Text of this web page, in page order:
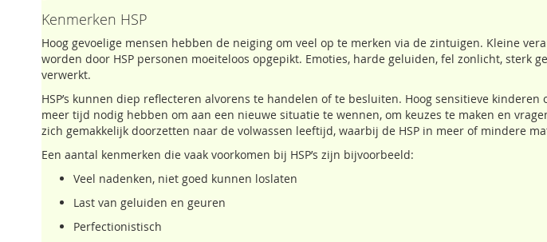
Kenmerken HSP
Hoog gevoelige mensen hebben de neiging om veel op te merken via de zintuigen. Kleine
worden door HSP personen moeiteloos opgepikt. Emoties, harde geluiden, fel zonlicht, sterk
verwerkt.
HSP’s kunnen diep reflecteren alvorens te handelen of te besluiten. Hoog sensitieve
meer tijd nodig hebben om aan een nieuwe situatie te wennen, om keuzes te maken en
zich gemakkelijk doorzetten naar de volwassen leeftijd, waarbij de HSP in meer of mindere
Een aantal kenmerken die vaak voorkomen bij HSP’s zijn bijvoorbeeld:
Veel nadenken, niet goed kunnen loslaten
Last van geluiden en geuren
Perfectionistisch